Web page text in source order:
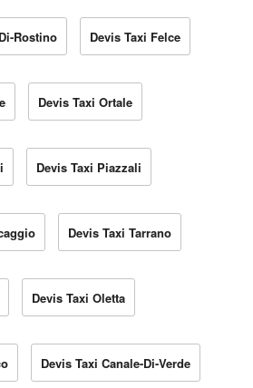
Rostino Devis Taxi Felce
Devis Taxi Ortale
Devis Taxi Piazzali
Devis Taxi Tarrano
Devis Taxi Oletta
Devis Taxi Canale-Di-Verde